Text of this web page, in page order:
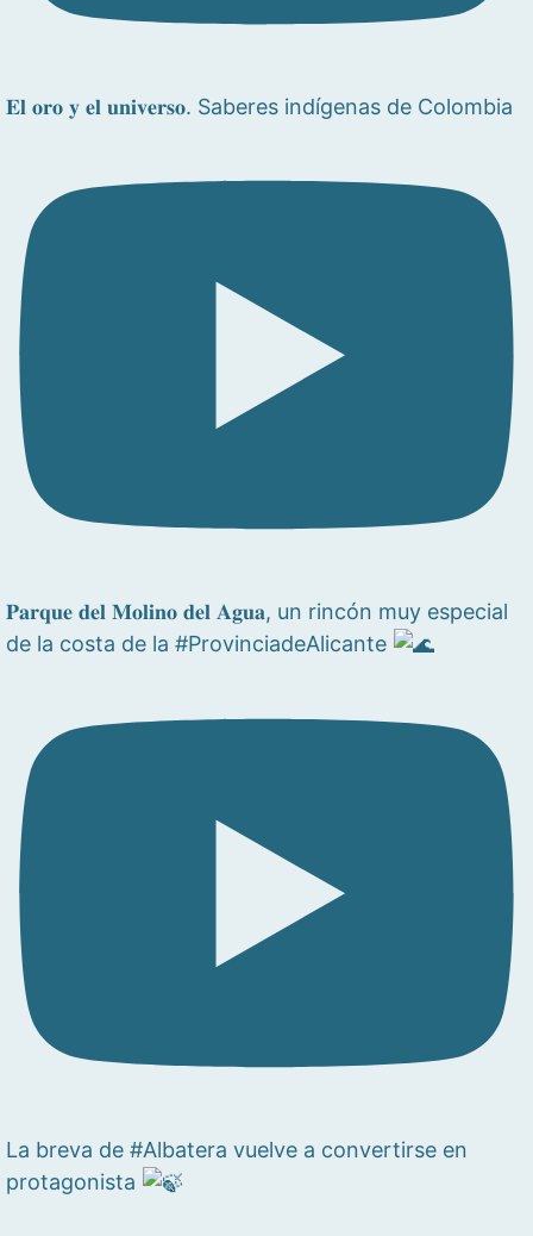
𝐄𝐥 𝐨𝐫𝐨 𝐲 𝐞𝐥 𝐮𝐧𝐢𝐯𝐞𝐫𝐬𝐨. Saberes indígenas de Colombia
𝐏𝐚𝐫𝐪𝐮𝐞 𝐝𝐞𝐥 𝐌𝐨𝐥𝐢𝐧𝐨 𝐝𝐞𝐥 𝐀𝐠𝐮𝐚, un rincón muy especial
de la costa de la #ProvinciadeAlicante
La breva de #Albatera vuelve a convertirse en
protagonista